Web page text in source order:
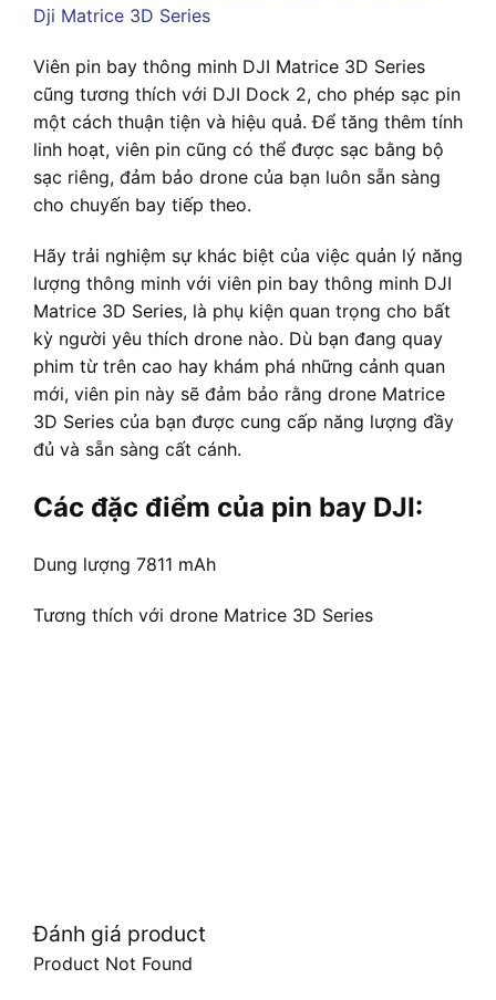
Viên pin bay thông minh DJI Matrice 3D Series
cũng tương thích với DJI Dock 2, cho phép sạc pin
một cách thuận tiện và hiệu quả. Để tăng thêm tính
linh hoạt, viên pin cũng có thể được sạc bằng bộ
sạc riêng, đảm bảo drone của bạn luôn sẵn sàng
cho chuyến bay tiếp theo.
Hãy trải nghiệm sự khác biệt của việc quản lý năng
lượng thông minh với viên pin bay thông minh DJI
Matrice 3D Series, là phụ kiện quan trọng cho bất
kỳ người yêu thích drone nào. Dù bạn đang quay
phim từ trên cao hay khám phá những cảnh quan
mới, viên pin này sẽ đảm bảo rằng drone Matrice
3D Series của bạn được cung cấp năng lượng đầy
đủ và sẵn sàng cất cánh.
Các đặc điểm của pin bay DJI:
Dung lượng 7811 mAh
Tương thích với drone Matrice 3D Series
Đánh giá product
Product Not Found